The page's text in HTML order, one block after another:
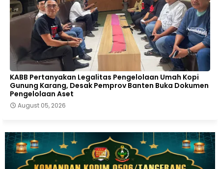
KABB Pertanyakan Legalitas Pengelolaan Umah Kopi
Gunung Karang, Desak Pemprov Banten Buka Dokumen
Pengelolaan Aset
August 05, 2026